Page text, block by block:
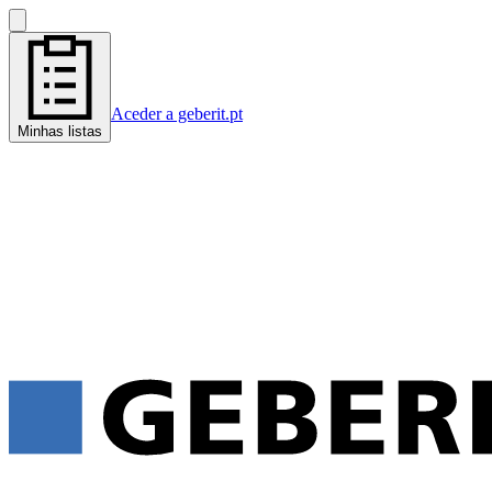
Minhas listas
Aceder a geberit.pt